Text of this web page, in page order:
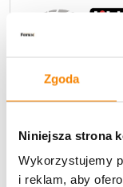
Zgoda
Niniejsza strona
Wykorzystujemy
i reklam, aby
hurtowniiPrzejdź